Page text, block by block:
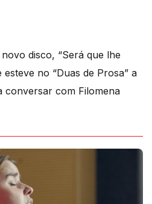
disco, “Será que lhe
esteve no “Duas de Prosa” a
conversar com Filomena